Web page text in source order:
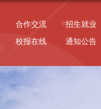
合作交流 招生就业
校报在线 通知公告